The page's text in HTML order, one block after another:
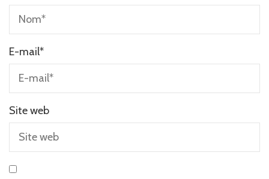
E-mail*
Site web